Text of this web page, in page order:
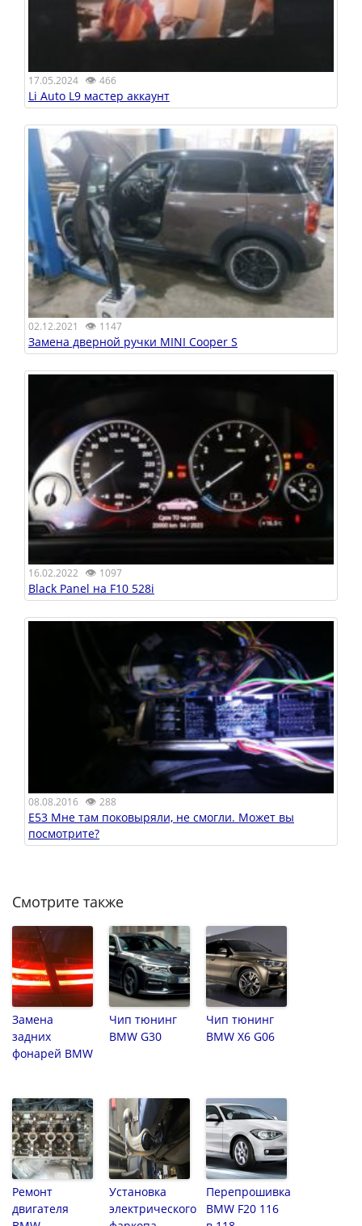
17.05.2024 👁 466
Li Auto L9 мастер аккаунт
02.12.2021 👁 1147
Замена дверной ручки MINI Cooper S
16.02.2022 👁 1097
Black Panel на F10 528i
08.08.2016 👁 288
E53 Мне там поковыряли, не смогли. Может вы
посмотрите?
Смотрите также
Замена
задних
фонарей BMW
Чип тюнинг
BMW G30
Чип тюнинг
BMW X6 G06
Ремонт
двигателя
Установка
электрического
Перепрошивка
BMW F20 116